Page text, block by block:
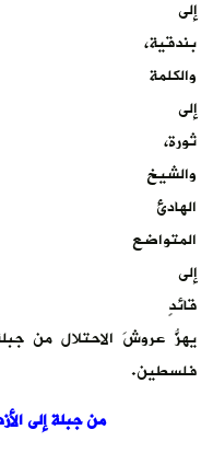
إلى
بندقية،
والكلمة
إلى
ثورة،
والشيخ
الهادئ
المتواضع
إلى
قائدٍ
يهزُّ عروشَ الاحتلال من
فلسطين.
من جبلة إلى